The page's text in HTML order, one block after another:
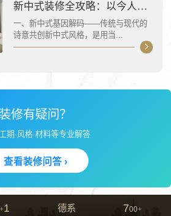
新中式装修全攻略：以今人之眼,重塑东方雅韵
一、新中式基因解码——传统与现代的
诗意共创新中式风格，是用当...
装修有疑问？
期·风格·材料等专业解答
查看装修问答 ›
+1 德系 700+